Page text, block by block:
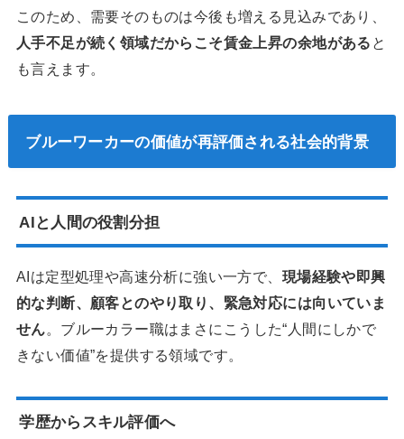
このため、需要そのものは今後も増える見込みであり、
人手不足が続く領域だからこそ賃金上昇の余地がある と
も言えます。
ブルーワーカーの価値が再評価される社会的背景
AIと人間の役割分担
AIは定型処理や高速分析に強い一方で、 現場経験や即興
的な判断、顧客とのやり取り、緊急対応には向いていま
せん。ブルーカラー職はまさにこうした“人間にしかで
きない価値”を提供する領域です。
学歴からスキル評価へ